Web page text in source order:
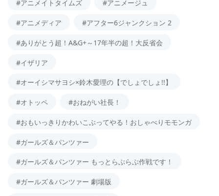
#アニメイトタイムズ #アニメージュ
#アニメディア #アフター6ジャンクション 2
#ありがとう超！A&G+～17年半の超！大反省会
#イザリア
#オーイシマサヨシ×鈴木愛理の【でしょでしょ!!】
#オトッペ #おねがい社長！
#おもいっきりかわいこぶってやる！おしゃべりモモンガ
#ガールズ＆パンツァー
#ガールズ＆パンツァー もっとらぶらぶ作戦です！
#ガールズ＆パンツァー 劇場版